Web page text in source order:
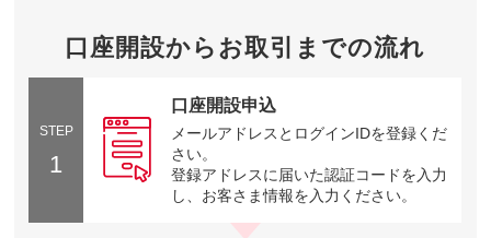
口座開設からお取引までの流れ
STEP
1
口座開設申込
メールアドレスとログインIDを登録くだ
さい。
登録アドレスに届いた認証コードを入力
し、お客さま情報を入力ください。